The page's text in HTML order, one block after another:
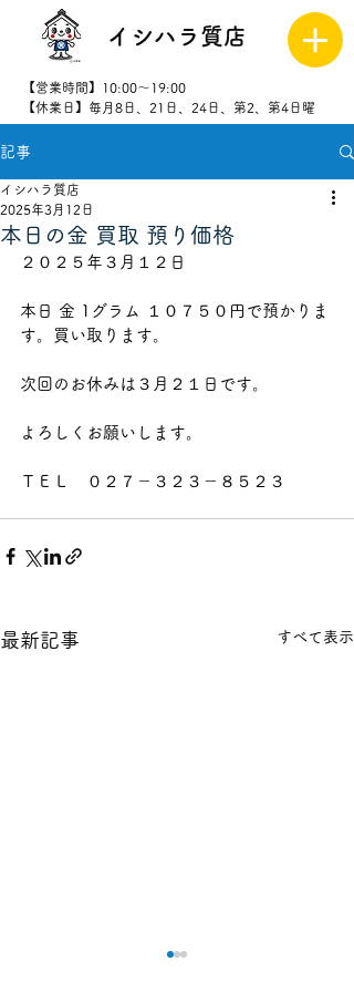
イシハラ質店
【営業時間】10:00～19:00
【休業日】毎月8日、21日、24日、第2、第4日曜
8523
記事
本日の金 買取 預り価格
イシハラ質店
2025年3月12日
２０２５年３月１２日
本日 金 1グラム １０７５０円で預かりま
す。買い取ります。
次回のお休みは３月２１日です。
よろしくお願いします。
ＴＥＬ　０２７－３２３－８５２３
最新記事 すべて表示